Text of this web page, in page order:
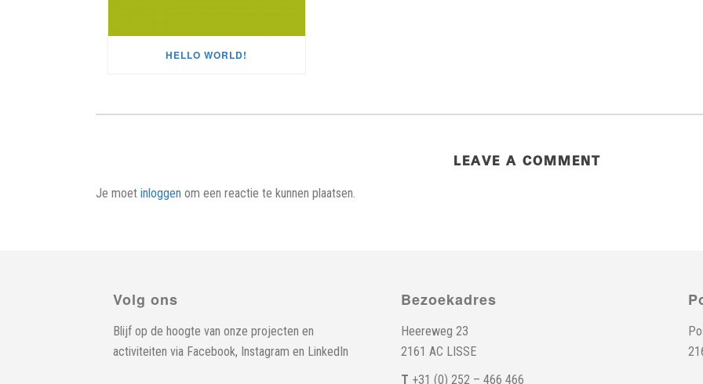
HELLO WORLD!
LEAVE A COMMENT
Je moet inloggen om een reactie te kunnen plaatsen.
Volg ons
Blijf op de hoogte van onze projecten en
activiteiten via Facebook, Instagram en LinkedIn
Bezoekadres
Heereweg 23
2161 AC LISSE
T +31 (0) 252 – 466 466